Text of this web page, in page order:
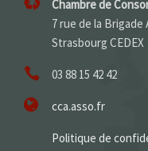
Chambre de
7 rue de la Brigade
Strasbourg CEDEX
03 88 15 42 42
cca.asso.fr
Politique de